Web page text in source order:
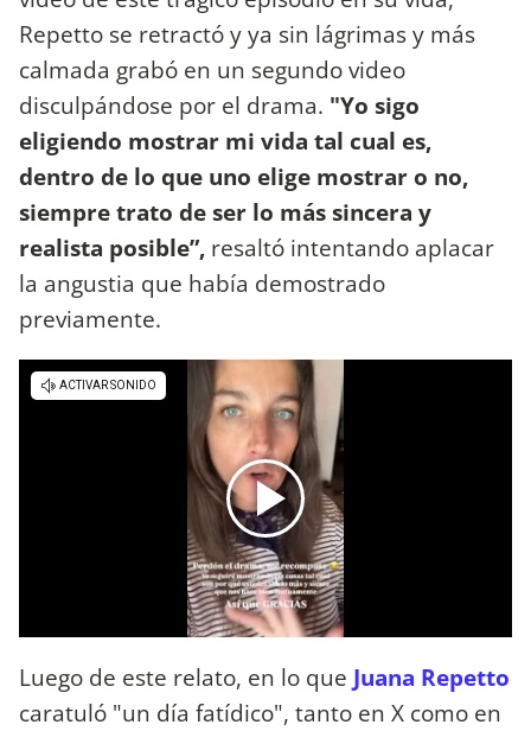
Repetto se retractó y ya sin lágrimas y más
calmada grabó en un segundo video
disculpándose por el drama. "Yo sigo
eligiendo mostrar mi vida tal cual es,
dentro de lo que uno elige mostrar o no,
siempre trato de ser lo más sincera y
realista posible”, resaltó intentando aplacar
la angustia que había demostrado
previamente.
Luego de este relato, en lo que Juana Repetto
caratuló "un día fatídico", tanto en X como en